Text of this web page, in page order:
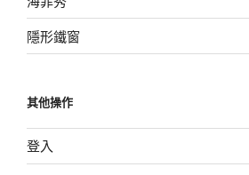
隱形鐵窗
其他操作
登入